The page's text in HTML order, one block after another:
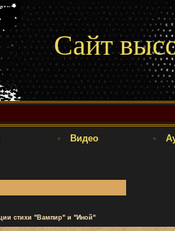
Сайт
Видео
стихи "Вампир" и "Иной"